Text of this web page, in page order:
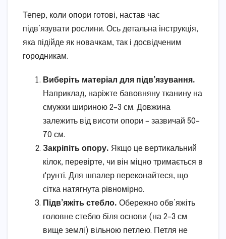
Тепер, коли опори готові, настав час
підв’язувати рослини. Ось детальна інструкція,
яка підійде як новачкам, так і досвідченим
городникам.
Виберіть матеріал для підв’язування.
Наприклад, наріжте бавовняну тканину на
смужки шириною 2–3 см. Довжина
залежить від висоти опори – зазвичай 50–
70 см.
Закріпіть опору. Якщо це вертикальний
кілок, перевірте, чи він міцно тримається в
ґрунті. Для шпалер переконайтеся, що
сітка натягнута рівномірно.
Підв’яжіть стебло. Обережно обв’яжіть
головне стебло біля основи (на 2–3 см
вище землі) вільною петлею. Петля не